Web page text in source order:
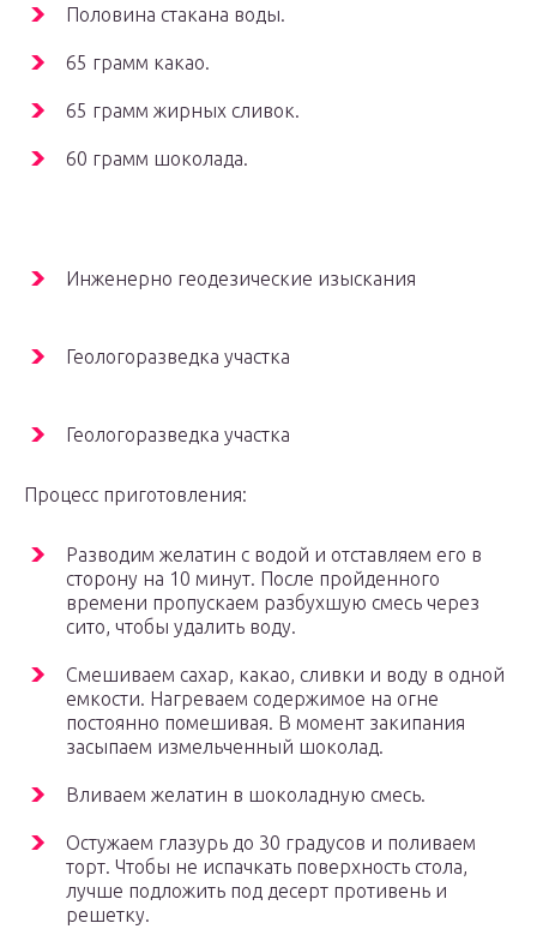
Половина стакана воды.
65 грамм какао.
65 грамм жирных сливок.
60 грамм шоколада.
Инженерно геодезические изыскания
Геологоразведка участка
Геологоразведка участка
Процесс приготовления:
Разводим желатин с водой и отставляем его в
сторону на 10 минут. После пройденного
времени пропускаем разбухшую смесь через
сито, чтобы удалить воду.
Смешиваем сахар, какао, сливки и воду в одной
емкости. Нагреваем содержимое на огне
постоянно помешивая. В момент закипания
засыпаем измельченный шоколад.
Вливаем желатин в шоколадную смесь.
Остужаем глазурь до 30 градусов и поливаем
торт. Чтобы не испачкать поверхность стола,
лучше подложить под десерт противень и
решетку.